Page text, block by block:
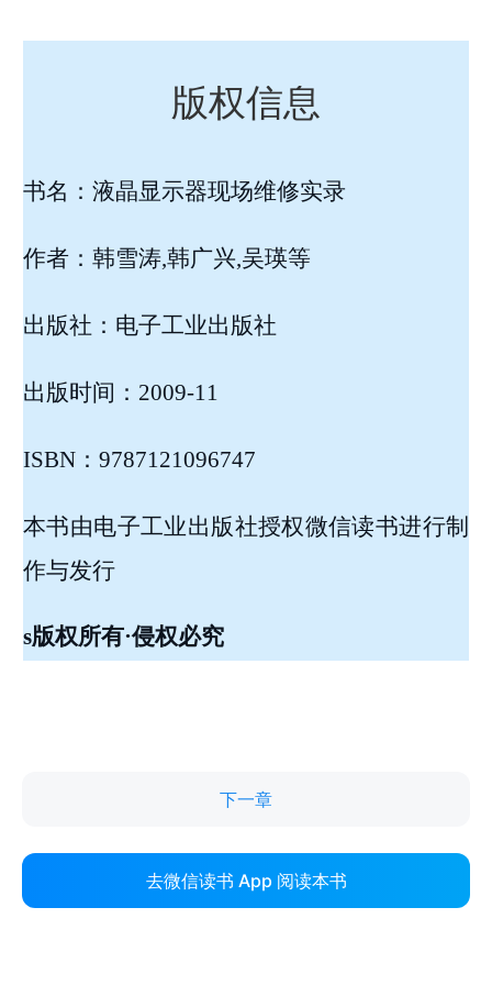
下一章
去微信读书 App 阅读本书